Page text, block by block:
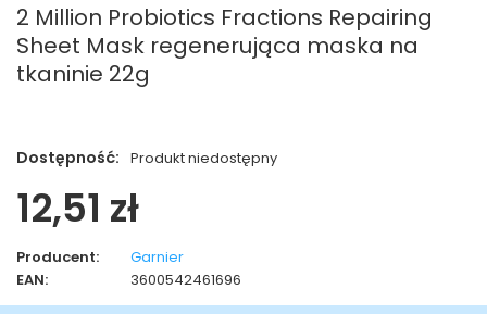
2 Million Probiotics Fractions Repairing
Sheet Mask regenerująca maska na
tkaninie 22g
Dostępność: Produkt niedostępny
12,51 zł
Producent:
Garnier
EAN:
3600542461696